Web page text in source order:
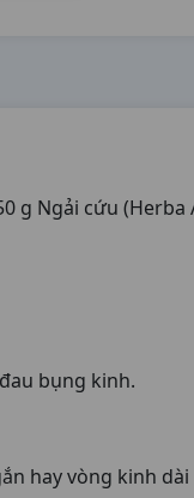
g Ngải cứu
bụng kinh.
hay vòng kinh